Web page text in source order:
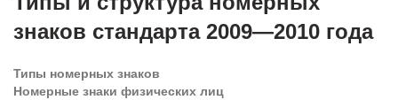
знаков стандарта 2009—2010 года
Типы номерных знаков
Номерные знаки физических лиц